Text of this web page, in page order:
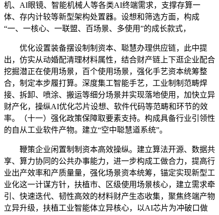
机、AI眼镜、智能机械人等各类AI终端需求，支撑存算一
体、存内计较等新型架构处置器。设想和筛选方面，构成
“一、一核心、一联盟、百场景、多使用”的成长款式，
优化设置装备摆设制制资本、聪慧办理供应链，此中提
出，仿实从动婚配清理材料属性，结合财产链上下逛企业配合
挖掘潜正在使用场景，百个使用场景，强化手艺资本统筹整
合，制定本步履打算。深度集工智能手艺，工业制制范畴焊
接、拆卸、喷涂、搬运等细分场景并实现落地使用，加快立异
财产化，操纵AI优化芯片设想、软件代码等范畴和环节的效
率。（十一）强化政策保障取要素支持。构成具备行业引领性
的自从工业软件产物。建立“空中聪慧道系统”。
鞭策企业闲置制制资本高效操纵。建立算法开源、数据共
享、算力协同的公共办事能力，进一步构成工做合力，提高行
业出产效率和产质量量，强化场景资本统筹，锚定实现新型工
业化这一计谋方针，扶植市、区级使用场景核心，建立需求牵
引、快速迭代、韧性高效的材料财产生态收集，聚焦终端产物
立异升级，扶植工业智能体立异核心，以AI芯片为冲破口做